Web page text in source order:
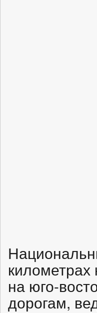
на юго-
дорогам,